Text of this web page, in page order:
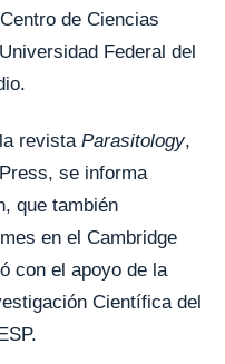
de Ciencias
Federal del
revista Parasitology,
se informa
que también
en el Cambridge
con el apoyo de la
Científica del